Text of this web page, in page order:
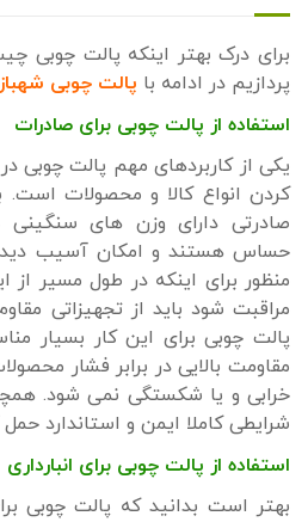
برای درک بهتر اینکه پالت چوبی
پردازیم در ادامه با پالت چوبی
استفاده از پالت چوبی برای صادرات
یکی از کاربردهای مهم پالت چوبی
کردن انواع کالا و محصولات است.
صادرتی دارای وزن های
حساس هستند و امکان آسیب
منظور برای اینکه در طول مسیر
مراقبت شود باید از تجهیزاتی
پالت چوبی برای این کار بسیار
مقاومت بالایی در برابر فشار
خرابی و یا شکستگی نمی شود.
شرایطی کاملا ایمن و استاندارد
استفاده از پالت چوبی برای انبارداری
بهتر است بدانید که پالت چوبی